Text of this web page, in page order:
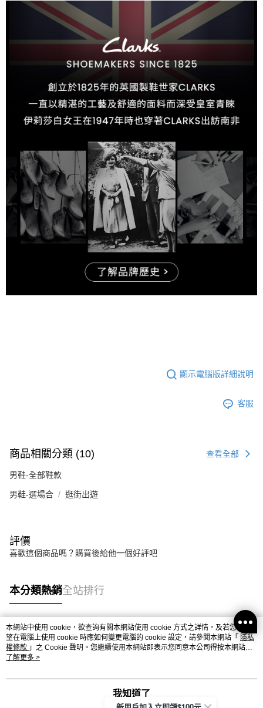
顯示電腦版詳細說明
客服
商品相關分類 (10) 查看全部
男鞋-全部鞋款
男鞋-選場合 逛街出遊
評價
喜歡這個商品嗎？購買後給他一個好評吧
本分類熱銷全站排行
熱門標籤
本網站中使用 cookie，欲查詢有關本網站使用 cookie 方式之詳情，及若您不希
望在電腦上使用 cookie 時應如何變更電腦的 cookie 設定，請參閱本網站「 隱私
權條款 」之 Cookie 聲明。您繼續使用本網站即表示您同意本公司得按本網站使
用條款之 Cookie 聲明使用 cookie。
了解更多 >
我知道了